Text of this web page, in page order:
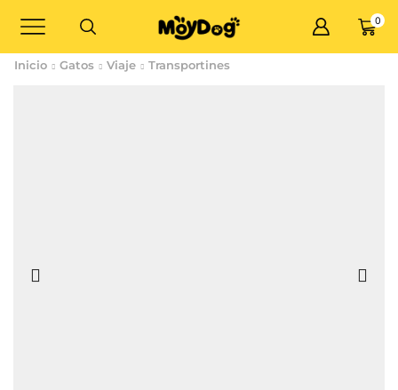
0
Inicio Gatos Viaje Transportines